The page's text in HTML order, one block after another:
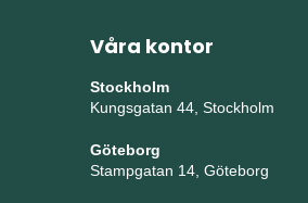
Våra kontor
Stockholm
Kungsgatan 44, Stockholm
Göteborg
Stampgatan 14, Göteborg